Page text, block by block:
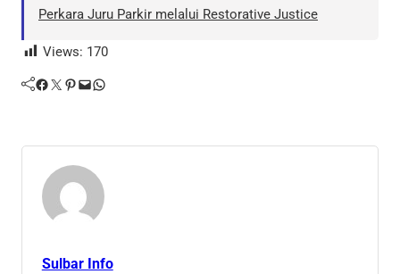
Perkara Juru Parkir melalui Restorative Justice
Views: 170
Facebook Twitter Pinterest Mail WhatsApp
Sulbar Info